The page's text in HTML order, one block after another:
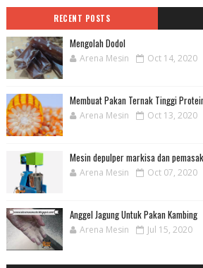
RECENT POSTS
Mengolah Dodol
Arena Mesin Oct 14, 2020
Membuat Pakan Ternak Tinggi
Arena Mesin Oct 13, 2020
Mesin depulper markisa dan
Arena Mesin Oct 07, 2020
Anggel Jagung Untuk Pakan Kambing
Arena Mesin Jul 15, 2020